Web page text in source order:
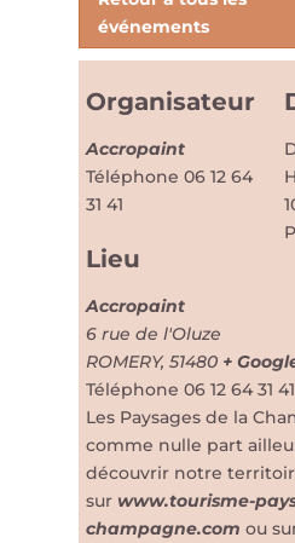
Lieu
Accropaint
6 rue de l'Oluze
ROMERY, 51480 +
Téléphone 06 12 64 31 41
Les Paysages de la
comme nulle part
découvrir notre
sur www.tourisme-
champagne.com ou
Organisateur
Accropaint
Téléphone06 12 64
31 41
événements